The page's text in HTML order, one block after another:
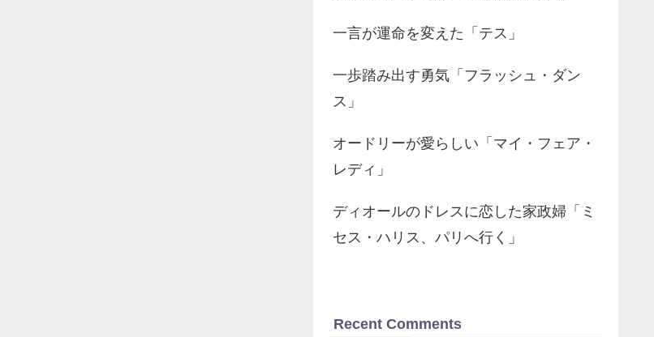
一言が運命を変えた「テス」
一歩踏み出す勇気「フラッシュ・ダン
ス」
オードリーが愛らしい「マイ・フェア・
レディ」
ディオールのドレスに恋した家政婦「ミ
セス・ハリス、パリへ行く」
Recent Comments